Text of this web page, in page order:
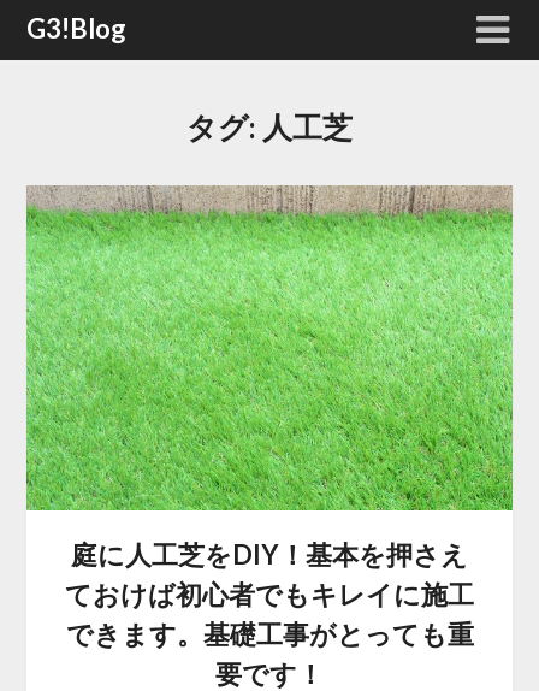
SkipG3!Blog
タグ: 人工芝
庭に人工芝をDIY！基本を押さえ
ておけば初心者でもキレイに施工
できます。基礎工事がとっても重
要です！